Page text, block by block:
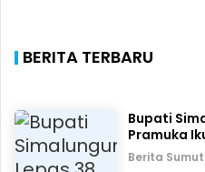
BERITA TERBARU
Bupati
Pramuka
Berita